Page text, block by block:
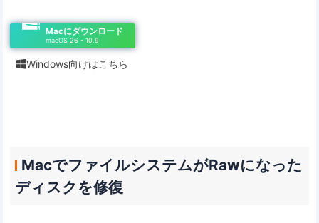
Macにダウンロード
macOS 26 - 10.9
Windows向けはこちら
MacでファイルシステムがRawになった
ディスクを修復